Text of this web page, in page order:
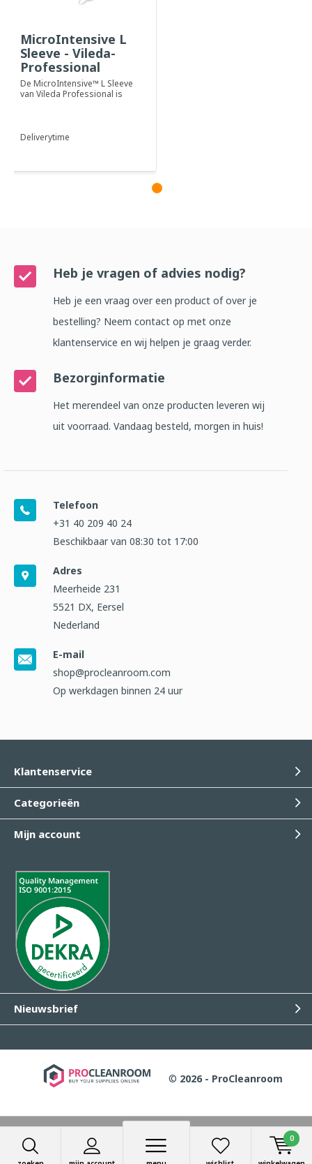
0
MicroIntensive L
Sleeve - Vileda-
Professional
De MicroIntensive™ L Sleeve
van Vileda Professional is
Deliverytime
Heb je vragen of advies nodig?
Heb je een vraag over een product of over je
bestelling? Neem contact op met onze
klantenservice en wij helpen je graag verder.
Bezorginformatie
Het merendeel van onze producten leveren wij
uit voorraad. Vandaag besteld, morgen in huis!
Telefoon
+31 40 209 40 24
Beschikbaar van 08:30 tot 17:00
Adres
Meerheide 231
5521 DX, Eersel
Nederland
E-mail
shop@procleanroom.com
Op werkdagen binnen 24 uur
Klantenservice
Categorieën
Mijn account
Nieuwsbrief
© 2026 - ProCleanroom
Wij slaan cookies op om onze website te verbeteren. Is dat
akkoord? Ja Nee Meer over cookies »